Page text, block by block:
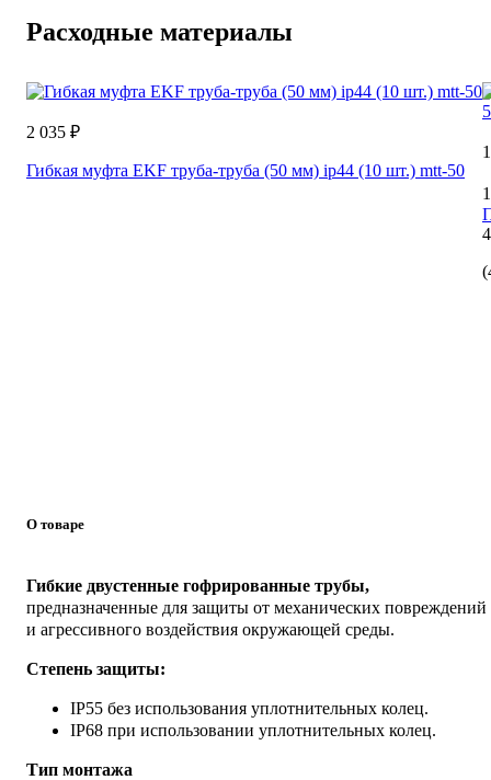
Расходные материалы
2 035 ₽
Гибкая муфта EKF труба-труба (50 мм) ip44 (10 шт.) mtt-50
О товаре
Гибкие двустенные гофрированные трубы,
предназначенные для защиты от механических повреждений
и агрессивного воздействия окружающей среды.
Степень защиты:
IP55 без использования уплотнительных колец.
IP68 при использовании уплотнительных колец.
Тип монтажа